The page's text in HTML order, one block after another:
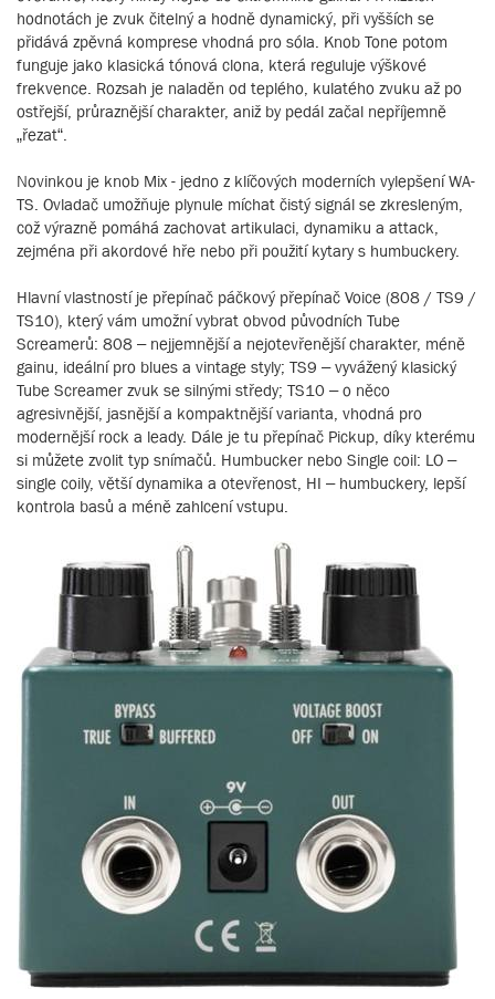
hodnotách je zvuk čitelný a hodně dynamický, při vyšších se
přidává zpěvná komprese vhodná pro sóla. Knob Tone potom
funguje jako klasická tónová clona, která reguluje výškové
frekvence. Rozsah je naladěn od teplého, kulatého zvuku až po
ostřejší, průraznější charakter, aniž by pedál začal nepříjemně
„řezat“.
Novinkou je knob Mix - jedno z klíčových moderních vylepšení WA-
TS. Ovladač umožňuje plynule míchat čistý signál se zkresleným,
což výrazně pomáhá zachovat artikulaci, dynamiku a attack,
zejména při akordové hře nebo při použití kytary s humbuckery.
Hlavní vlastností je přepínač páčkový přepínač Voice (808 / TS9 /
TS10), který vám umožní vybrat obvod původních Tube
Screamerů: 808 – nejjemnější a nejotevřenější charakter, méně
gainu, ideální pro blues a vintage styly; TS9 – vyvážený klasický
Tube Screamer zvuk se silnými středy; TS10 – o něco
agresivnější, jasnější a kompaktnější varianta, vhodná pro
modernější rock a leady. Dále je tu přepínač Pickup, díky kterému
si můžete zvolit typ snímačů. Humbucker nebo Single coil: LO –
single coily, větší dynamika a otevřenost, HI – humbuckery, lepší
kontrola basů a méně zahlcení vstupu.